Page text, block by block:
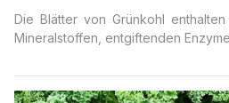
Die Blätter von Grünkohl
Mineralstoffen, entgiftenden